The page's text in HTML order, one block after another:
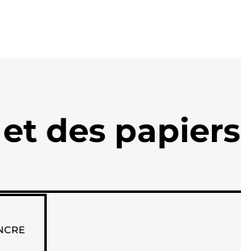
des papiers